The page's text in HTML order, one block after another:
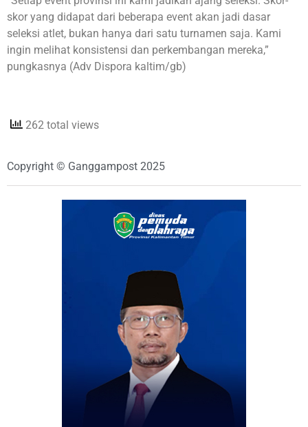
skor yang didapat dari beberapa event akan jadi dasar
seleksi atlet, bukan hanya dari satu turnamen saja. Kami
ingin melihat konsistensi dan perkembangan mereka,”
pungkasnya (Adv Dispora kaltim/gb)
262 total views
Copyright © Ganggampost 2025